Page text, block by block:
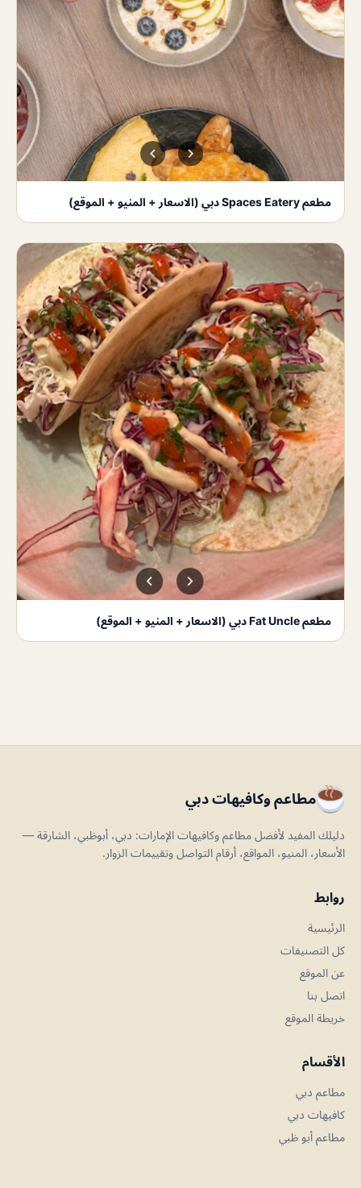
مطعم Spaces Eatery دبي (الاسعار + المنيو + الموقع)
مطعم Fat Uncle دبي (الاسعار + المنيو + الموقع)
مطاعم وكافيهات دبي
دليلك المفيد لأفضل مطاعم وكافيهات الإمارات: دبي، أبوظبي، الشارقة —
الأسعار، المنيو، المواقع، أرقام التواصل وتقييمات الزوار.
روابط
الرئيسية
كل التصنيفات
عن الموقع
اتصل بنا
خريطة الموقع
الأقسام
مطاعم دبي
كافيهات دبي
مطاعم أبو ظبي